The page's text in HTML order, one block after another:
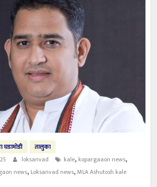
घडामोडी
तालुका
loksanvad kale, kopargaaon news,
news, Loksanvad news,MLA Ashutosh kale